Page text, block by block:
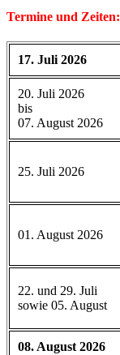
Termine und Zeiten:
17. Juli 2026
20. Juli 2026
bis
07. August 2026
25. Juli 2026
01. August 2026
22. und 29. Juli
sowie 05. August
08. August 2026